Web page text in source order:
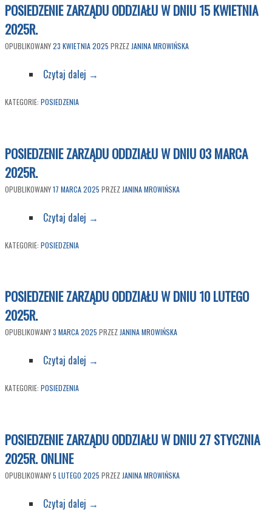
POSIEDZENIE ZARZĄDU ODDZIAŁU W DNIU 15 KWIETNIA
2025R.
OPUBLIKOWANY23 KWIETNIA 2025 PRZEZ JANINA MROWIŃSKA
Czytaj dalej →
KATEGORIE: POSIEDZENIA
POSIEDZENIE ZARZĄDU ODDZIAŁU W DNIU 03 MARCA
2025R.
OPUBLIKOWANY17 MARCA 2025 PRZEZ JANINA MROWIŃSKA
Czytaj dalej →
KATEGORIE: POSIEDZENIA
POSIEDZENIE ZARZĄDU ODDZIAŁU W DNIU 10 LUTEGO
2025R.
OPUBLIKOWANY3 MARCA 2025 PRZEZ JANINA MROWIŃSKA
Czytaj dalej →
KATEGORIE: POSIEDZENIA
POSIEDZENIE ZARZĄDU ODDZIAŁU W DNIU 27 STYCZNIA
2025R. ONLINE
OPUBLIKOWANY5 LUTEGO 2025 PRZEZ JANINA MROWIŃSKA
Czytaj dalej →